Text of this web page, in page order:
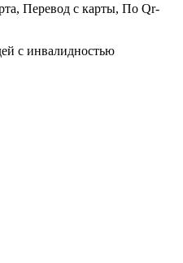
Перевод с карты, По Qr-
с инвалидностью